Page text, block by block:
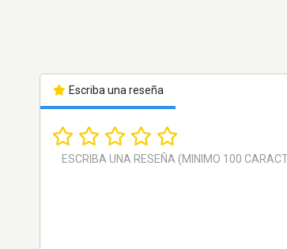
Escriba una reseña